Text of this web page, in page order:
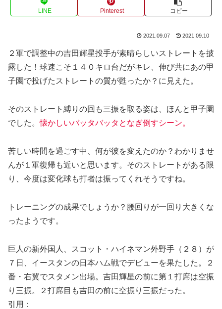
LINE Pinterest コピー
2021.09.07 2021.09.10
２軍で調整中の吉田輝星投手が素晴らしいストレートを披
露した！球速こそ１４０キロ台だがキレ、伸び共にあの甲
子園で投げたストレートの質が甦ったか？に見えた。
そのストレート縛りの回も三振を取る姿は、ほんと甲子園
でした。懐かしいバッタバッタとなぎ倒すシーン。
苦しい時間を過ごす中、何が彼を変えたのか？わかりませ
んが１軍復帰も近いと思います。そのストレートがある限
り、今度は変化球も打者は振ってくれそうですね。
トレーニングの成果でしょうか？腰回りが一回り大きくな
ったようです。
巨人の新外国人、スコット・ハイネマン外野手（２８）が
７日、イースタンの日本ハム戦でデビューを果たした。２
番・右翼でスタメン出場。吉田輝星の前に第１打席は空振
り三振。２打席目も吉田の前に空振り三振だった。
引用：